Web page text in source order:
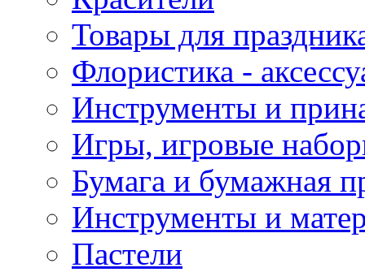
Товары для
Флористика -
Инструменты и
Игры, игровые
Бумага и бумажная
Инструменты и
Пастели